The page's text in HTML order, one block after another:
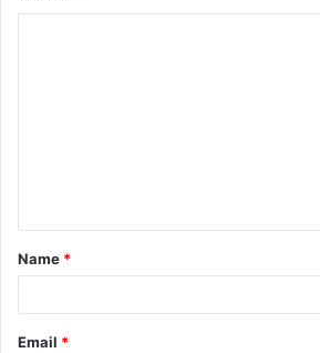
Name *
Email *